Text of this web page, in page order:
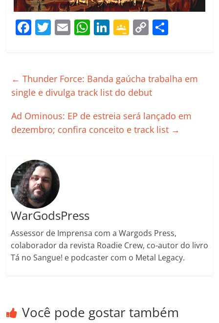
F
e
b
o
k
T
er
E
l
W
s
A
p
Li
e
dI
G
gl
e
a
ss
C
y
Li
k
p
h
ar
← Thunder Force: Banda gaúcha trabalha em
single e divulga track list do debut
Ad Ominous: EP de estreia será lançado em
dezembro; confira conceito e track list →
WarGodsPress
Assessor de Imprensa com a Wargods Press,
colaborador da revista Roadie Crew, co-autor do livro
Tá no Sangue! e podcaster com o Metal Legacy.
Você pode gostar também